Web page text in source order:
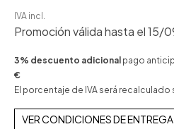
IVA incl.
Promoción válida hasta el 15/
3% descuento adicional pago
€
El porcentaje de IVA será
VER CONDICIONES DE ENTREGA